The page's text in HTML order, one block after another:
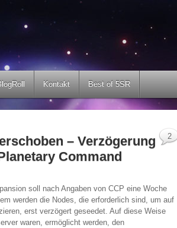
Kontakt Best of 5SR
– Verzögerung
Command
soll nach Angaben von CCP eine Woche
werden die Nodes, die erforderlich sind, um auf
erst verzögert geseedet. Auf diese Weise
waren, ermöglicht werden, den
2